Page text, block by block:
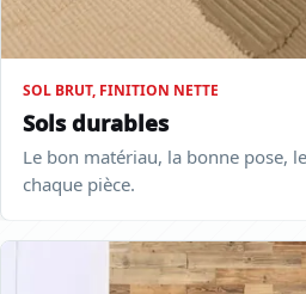
SOL BRUT, FINITION NETTE
Sols durables
Le bon matériau, la bonne pose,
chaque pièce.